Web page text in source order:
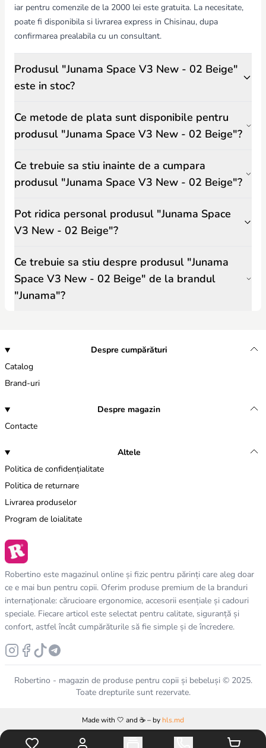
iar pentru comenzile de la 2000 lei este gratuita. La necesitate,
poate fi disponibila si livrarea express in Chisinau, dupa
confirmarea prealabila cu un consultant.
Produsul "Junama Space V3 New - 02 Beige"
este in stoc?
Ce metode de plata sunt disponibile pentru
produsul "Junama Space V3 New - 02 Beige"?
Ce trebuie sa stiu inainte de a cumpara
produsul "Junama Space V3 New - 02 Beige"?
Pot ridica personal produsul "Junama Space
V3 New - 02 Beige"?
Ce trebuie sa stiu despre produsul "Junama
Space V3 New - 02 Beige" de la brandul
"Junama"?
Despre cumpărături
Catalog
Brand-uri
Despre magazin
Contacte
Altele
Politica de confidențialitate
Politica de returnare
Livrarea produselor
Program de loialitate
Robertino este magazinul online și fizic pentru părinți care aleg doar
ce e mai bun pentru copii. Oferim produse premium de la branduri
internaționale: cărucioare ergonomice, accesorii esențiale și cadouri
speciale. Fiecare articol este selectat pentru calitate, siguranță și
confort, astfel încât cumpărăturile să fie simple și de încredere.
Robertino - magazin de produse pentru copii și bebeluși © 2025.
Toate drepturile sunt rezervate.
Made with 🤍 and ☕️ – by hls.md